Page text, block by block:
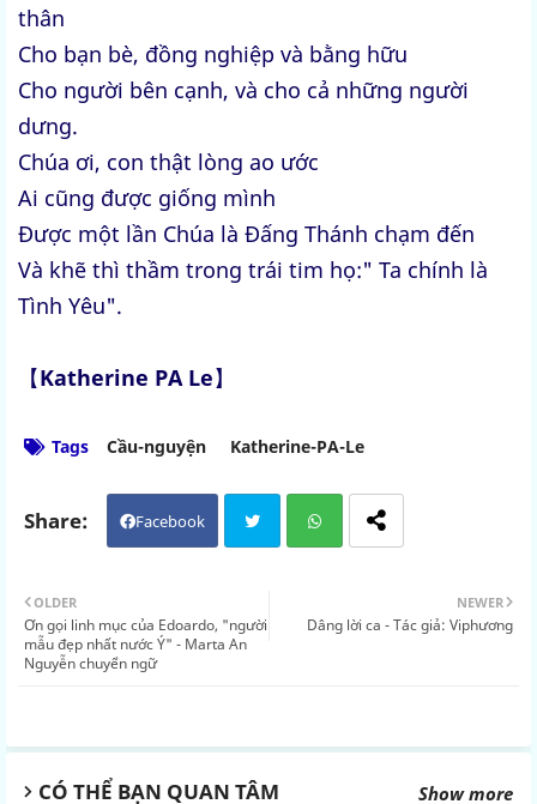
thân
Cho bạn bè, đồng nghiệp và bằng hữu
Cho người bên cạnh, và cho cả những người
dưng.
Chúa ơi, con thật lòng ao ước
Ai cũng được giống mình
Được một lần Chúa là Đấng Thánh chạm đến
Và khẽ thì thầm trong trái tim họ:" Ta chính là
Tình Yêu".
【Katherine PA Le】
Tags Cầu-nguyện Katherine-PA-Le
Facebook
ter atsa
NEWER
Dâng lời ca - Tác giả: Viphương
OLDER
Ơn gọi linh mục của Edoardo, "người
mẫu đẹp nhất nước Ý" - Marta An
Nguyễn chuyển ngữ
CÓ THỂ BẠN QUAN TÂM Show more